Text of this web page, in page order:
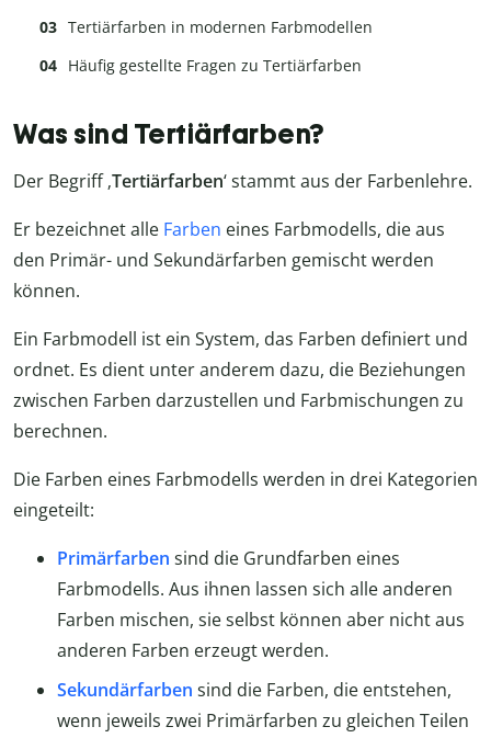
Tertiärfarben in modernen Farbmodellen
Häufig gestellte Fragen zu Tertiärfarben
Was sind Tertiärfarben?
Der Begriff ‚Tertiärfarben‘ stammt aus der Farbenlehre.
Er bezeichnet alle Farben eines Farbmodells, die aus
den Primär- und Sekundärfarben gemischt werden
können.
Ein Farbmodell ist ein System, das Farben definiert und
ordnet. Es dient unter anderem dazu, die Beziehungen
zwischen Farben darzustellen und Farbmischungen zu
berechnen.
Die Farben eines Farbmodells werden in drei Kategorien
eingeteilt:
Primärfarben sind die Grundfarben eines
Farbmodells. Aus ihnen lassen sich alle anderen
Farben mischen, sie selbst können aber nicht aus
anderen Farben erzeugt werden.
Sekundärfarben sind die Farben, die entstehen,
wenn jeweils zwei Primärfarben zu gleichen Teilen